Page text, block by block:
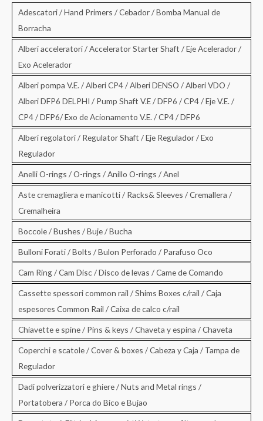
Adescatori / Hand Primers / Cebador / Bomba Manual de
Borracha
Alberi acceleratori / Accelerator Starter Shaft / Eje Acelerador /
Exo Acelerador
Alberi pompa V.E. / Alberi CP4 / Alberi DENSO / Alberi VDO /
Alberi DFP6 DELPHI / Pump Shaft V.E / DFP6 / CP4 / Eje V.E. /
CP4 / DFP6/ Exo de Acionamento V.E. / CP4 / DFP6
Alberi regolatori / Regulator Shaft / Eje Regulador / Exo
Regulador
Anelli O-rings / O-rings / Anillo O-rings / Anel
Aste cremagliera e manicotti / Racks& Sleeves / Cremallera /
Cremalheira
Boccole / Bushes / Buje / Bucha
Bulloni Forati / Bolts / Bulon Perforado / Parafuso Oco
Cam Ring / Cam Disc / Disco de levas / Came de Comando
Cassette spessori common rail / Shims Boxes c/rail / Caja
espesores Common Rail / Caixa de calco c/rail
Chiavette e spine / Pins & keys / Chaveta y espina / Chaveta
Coperchi e scatole / Cover & boxes / Cabeza y Caja / Tampa de
Regulador
Dadi polverizzatori e ghiere / Nuts and Metal rings /
Portatobera / Porca do Bico e Bujao